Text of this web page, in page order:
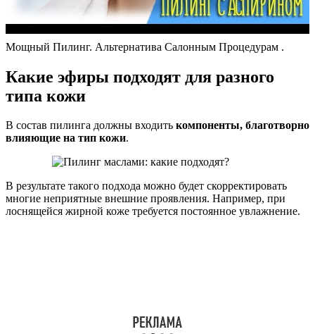
Мощный Пилинг. Альтернатива Салонным Процедурам .
Какие эфиры подходят для разного
типа кожи
В состав пилинга должны входить компоненты, благотворно
влияющие на тип кожи.
В результате такого подхода можно будет скорректировать
многие неприятные внешние проявления. Например, при
лоснящейся жирной коже требуется постоянное увлажнение.